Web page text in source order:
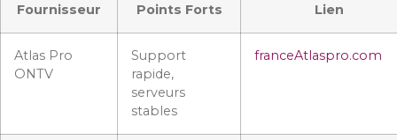
Fournisseur Points Forts Lien
Atlas Pro
ONTV
Support
rapide,
serveurs
stables
franceAtlaspro.com